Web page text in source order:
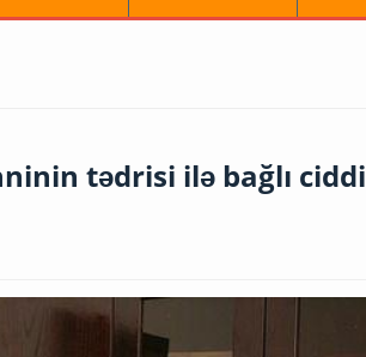
tədrisi ilə bağlı ciddi